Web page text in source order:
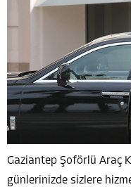
Gaziantep Şoförlü Araç
günlerinizde sizlere